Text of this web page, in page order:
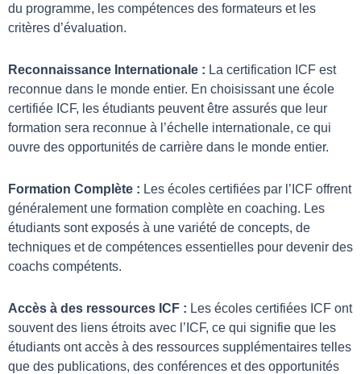
du programme, les compétences des formateurs et les
critères d’évaluation.
Reconnaissance Internationale : La certification ICF est
reconnue dans le monde entier. En choisissant une école
certifiée ICF, les étudiants peuvent être assurés que leur
formation sera reconnue à l’échelle internationale, ce qui
ouvre des opportunités de carrière dans le monde entier.
Formation Complète : Les écoles certifiées par l’ICF offrent
généralement une formation complète en coaching. Les
étudiants sont exposés à une variété de concepts, de
techniques et de compétences essentielles pour devenir des
coachs compétents.
Accès à des ressources ICF : Les écoles certifiées ICF ont
souvent des liens étroits avec l’ICF, ce qui signifie que les
étudiants ont accès à des ressources supplémentaires telles
que des publications, des conférences et des opportunités